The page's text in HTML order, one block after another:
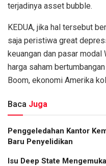
terjadinya asset bubble.
KEDUA, jika hal tersebut
saja peristiwa great
keuangan dan pasar modal
harga saham
Boom, ekonomi Amerika
Baca Juga
Penggeledahan Kantor
Baru Penyelidikan
Isu Deep State